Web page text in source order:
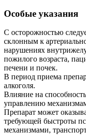
Особые указания
С осторожностью
склонным к
нарушениях
пожилого возраста,
печени и почек.
В период приема
алкоголя.
Влияние на
управлению
Препарат может
требующей быстроты
механизмами,